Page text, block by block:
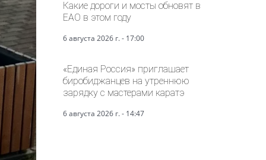
Какие дороги и мосты обновят в
ЕАО в этом году
6 августа 2026 г. - 17:00
«Единая Россия» приглашает
биробиджанцев на утреннюю
зарядку с мастерами каратэ
6 августа 2026 г. - 14:47